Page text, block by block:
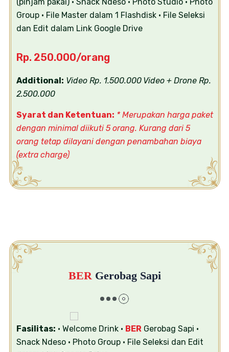
Group• File Master dalam 1 Flashdisk• File Seleksi
dan Edit dalam Link Google Drive
Rp. 250.000/orang
Additional: Video Rp. 1.500.000Video + Drone Rp.
2.500.000
Syarat dan Ketentuan: * Merupakan harga paket
dengan minimal diikuti 5 orang. Kurang dari 5
orang tetap dilayani dengan penambahan biaya
(extra charge)
BER Gerobag Sapi
Fasilitas: • Welcome Drink• BERGerobag Sapi •
Snack Ndeso• Photo Group• File Seleksi dan Edit